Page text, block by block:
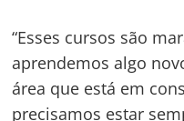
“Esses cursos são
aprendemos algo
área que está em
precisamos estar